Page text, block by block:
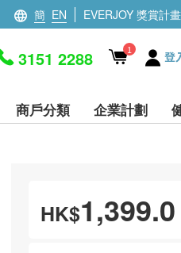
簡 EN EVERJOY 獎賞計畫
3151 2288 1 登
商戶分類 企業計劃
HK$1,399.0